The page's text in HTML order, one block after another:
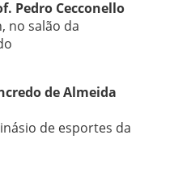
Pedro Cecconello
no salão da
de Almeida
de esportes da